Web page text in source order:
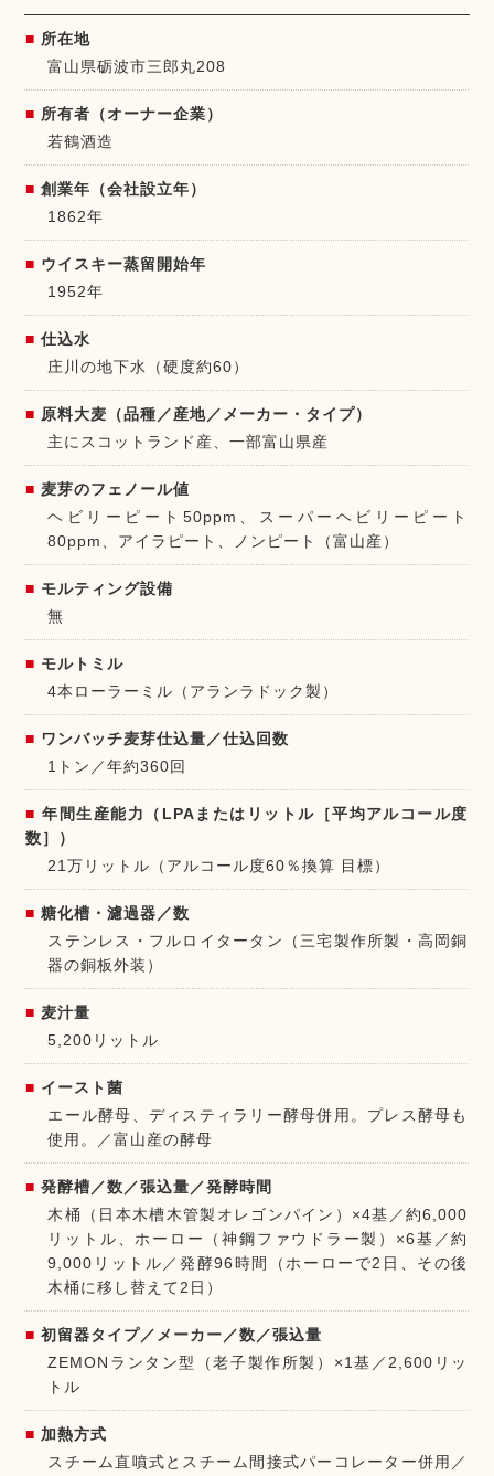
所在地
富山県砺波市三郎丸208
所有者（オーナー企業）
若鶴酒造
創業年（会社設立年）
1862年
ウイスキー蒸留開始年
1952年
仕込水
庄川の地下水（硬度約60）
原料大麦（品種／産地／メーカー・タイプ）
主にスコットランド産、一部富山県産
麦芽のフェノール値
ヘビリーピート50ppm、スーパーヘビリーピート
80ppm、アイラピート、ノンピート（富山産）
モルティング設備
無
モルトミル
4本ローラーミル（アランラドック製）
ワンバッチ麦芽仕込量／仕込回数
1トン／年約360回
年間生産能力（LPAまたはリットル［平均アルコール度
数］）
21万リットル（アルコール度60％換算 目標）
糖化槽・濾過器／数
ステンレス・フルロイタータン（三宅製作所製・高岡銅
器の銅板外装）
麦汁量
5,200リットル
イースト菌
エール酵母、ディスティラリー酵母併用。プレス酵母も
使用。／富山産の酵母
発酵槽／数／張込量／発酵時間
木桶（日本木槽木管製オレゴンパイン）×4基／約6,000
リットル、ホーロー（神鋼ファウドラー製）×6基／約
9,000リットル／発酵96時間（ホーローで2日、その後
木桶に移し替えて2日）
初留器タイプ／メーカー／数／張込量
ZEMONランタン型（老子製作所製）×1基／2,600リッ
トル
加熱方式
スチーム直噴式とスチーム間接式パーコレーター併用／